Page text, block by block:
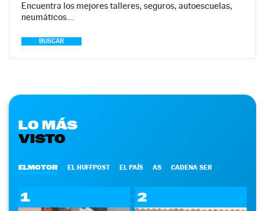
Encuentra los mejores talleres, seguros, autoescuelas,
neumáticos…
BUSCAR
LO MÁS
VISTO
ELMOTOR EL HUFFPOST EL PAÍS AS CADENA SER
1 2